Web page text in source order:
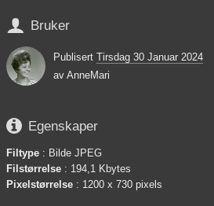
 Bruker
Publisert Tirsdag 30 Januar 2024
av AnneMari
 Egenskaper
Filtype : Bilde JPEG
Filstørrelse : 194,1 Kbytes
Pixelstørrelse : 1200 x 730 pixels